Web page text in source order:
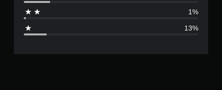
3
1%
13%